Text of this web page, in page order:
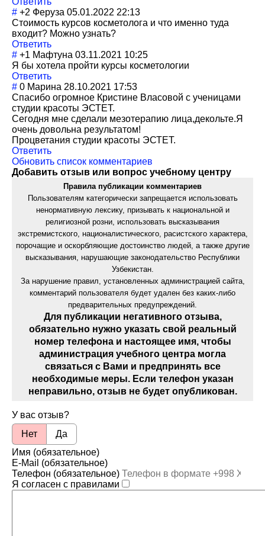
# +2 Феруза 05.01.2022 22:13
Стоимость курсов косметолога и что именно туда
входит? Можно узнать?
Ответить
# +1 Мафтуна 03.11.2021 10:25
Я бы хотела пройти курсы косметологии
Ответить
# 0 Марина 28.10.2021 17:53
Спасибо огромное Кристине Власовой с ученицами
студии красоты ЭСТЕТ.
Сегодня мне сделали мезотерапию лица,декольте.Я
очень довольна результатом!
Процветания студии красоты ЭСТЕТ.
Ответить
Обновить список комментариев
Добавить отзыв или вопрос учебному центру
Правила публикации комментариев
Пользователям категорически запрещается использовать
ненормативную лексику, призывать к национальной и
религиозной розни, использовать высказывания
экстремистского, националистического, расистского характера,
порочащие и оскорбляющие достоинство людей, а также другие
высказывания, нарушающие законодательство Республики
Узбекистан.
За нарушение правил, установленных администрацией сайта,
комментарий пользователя будет удален без каких-либо
предварительных предупреждений.
Для публикации негативного отзыва,
обязательно нужно указать свой реальный
номер телефона и настоящее имя, чтобы
администрация учебного центра могла
связаться с Вами и предпринять все
необходимые меры. Если телефон указан
неправильно, отзыв не будет опубликован.
У вас отзыв?
Нет
Да
Имя (обязательное)
E-Mail (обязательное)
Телефон (обязательное)
Я согласен с правилами